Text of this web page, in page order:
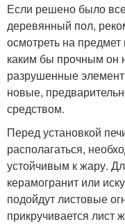
Если решено было
деревянный пол,
осмотреть на
каким бы прочным он
разрушенные
новые,
средством.
Перед установкой
располагаться,
устойчивым к жару.
керамогранит или
подойдут листовые
прикручивается лист